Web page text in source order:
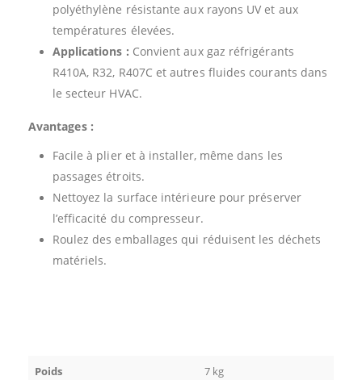
polyéthylène résistante aux rayons UV et aux
températures élevées.
Applications : Convient aux gaz réfrigérants
R410A, R32, R407C et autres fluides courants dans
le secteur HVAC.
Avantages :
Facile à plier et à installer, même dans les
passages étroits.
Nettoyez la surface intérieure pour préserver
l’efficacité du compresseur.
Roulez des emballages qui réduisent les déchets
matériels.
Poids 7 kg